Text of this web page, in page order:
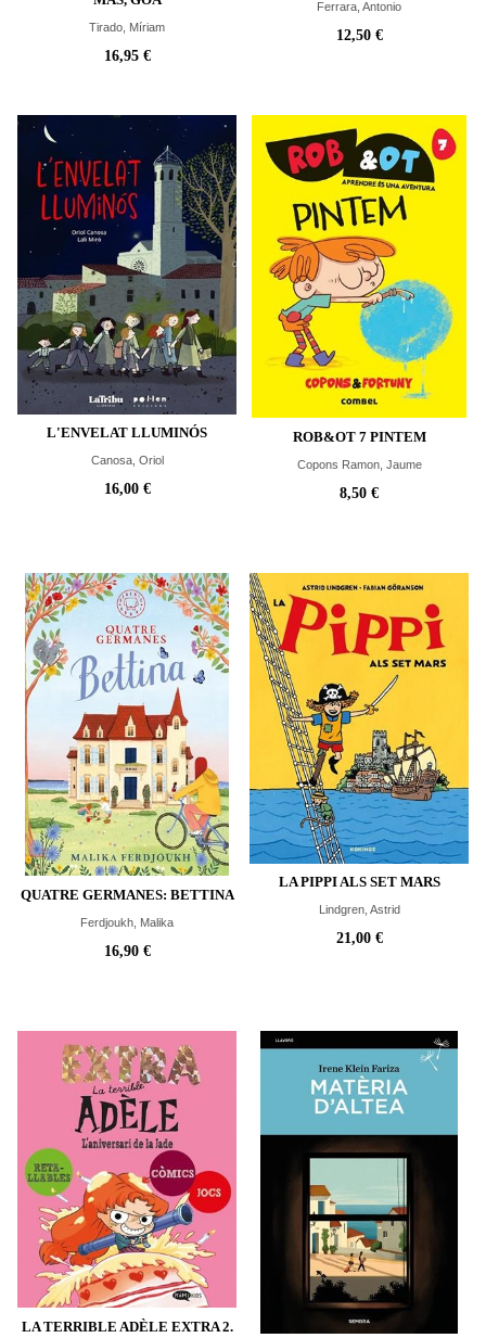
Tirado, Míriam
16,95 €
Ferrara, Antonio
12,50 €
L'ENVELAT LLUMINÓS
Canosa, Oriol
16,00 €
ROB&OT 7 PINTEM
Copons Ramon, Jaume
8,50 €
QUATRE GERMANES: BETTINA
Ferdjoukh, Malika
16,90 €
LA PIPPI ALS SET MARS
Lindgren, Astrid
21,00 €
LA TERRIBLE ADÈLE EXTRA 2.